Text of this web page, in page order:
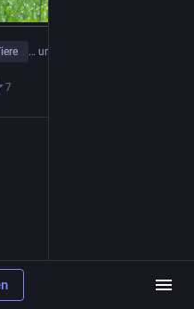
… und 3 weitere
7